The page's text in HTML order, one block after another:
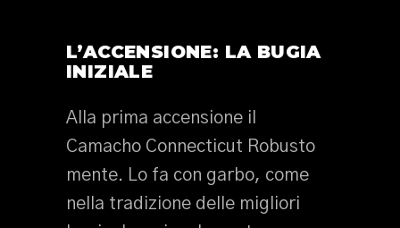
L’ACCENSIONE: LA BUGIA
INIZIALE
Alla prima accensione il
Camacho Connecticut Robusto
mente. Lo fa con garbo, come
nella tradizione delle migliori